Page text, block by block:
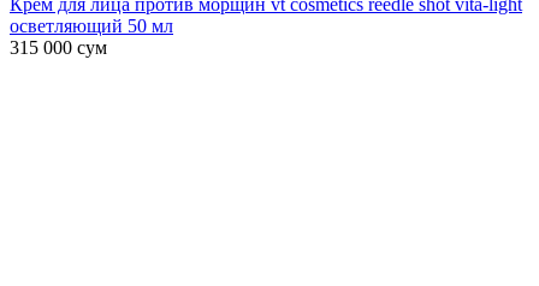
Крем для лица против морщин vt cosmetics reedle shot vita-light
осветляющий 50 мл
315 000 сум